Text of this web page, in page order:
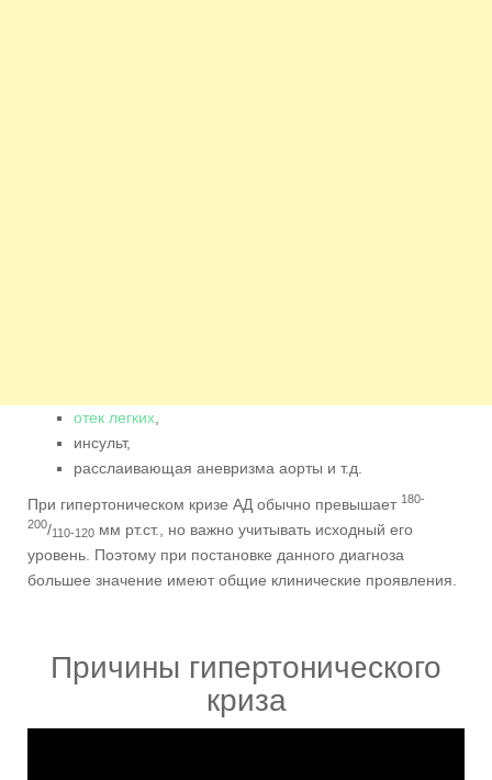
отек легких
инсульт,
расслаивающая аневризма аорты и т.д.
При гипертоническом кризе АД обычно превышает 180-
200/110-120 мм рт.ст., но важно учитывать исходный его
уровень. Поэтому при постановке данного диагноза
большее значение имеют общие клинические проявления.
Причины гипертонического
криза